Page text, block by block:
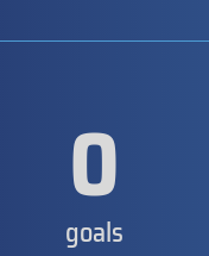
0
goals